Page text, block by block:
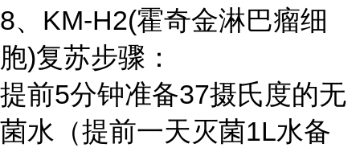
8、KM-H2(霍奇金淋巴瘤细
胞)复苏步骤：
提前5分钟准备37摄氏度的无
菌水（提前一天灭菌1L水备